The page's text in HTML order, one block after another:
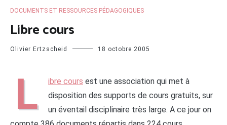
DOCUMENTS ET RESSOURCES PÉDAGOGIQUES
Libre cours
Olivier Ertzscheid 18 octobre 2005
L ibre cours est une association qui met à
disposition des supports de cours gratuits, sur
un éventail disciplinaire très large. A ce jour on